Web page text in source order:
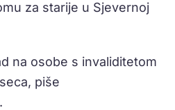
za starije u Sjevernoj
na osobe s invaliditetom
piše
.